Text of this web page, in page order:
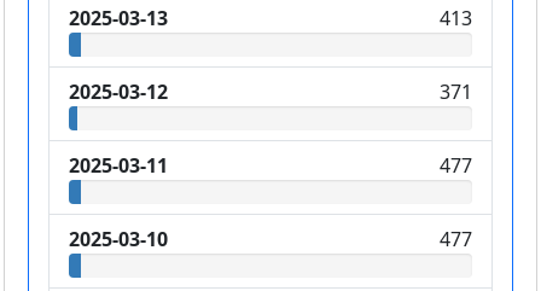
2025-03-13 413
2025-03-12 371
2025-03-11 477
2025-03-10 477